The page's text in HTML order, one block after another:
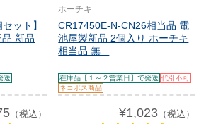
ット】
新品
送
（税込）
ホーチキ
CR17450E-N-CN26相当品 電
池屋製新品 2個入り ホーチキ
相当品 無...
在庫品【１～２営業日】で発送 代引不可
ネコポス商品
¥1,023（税込）